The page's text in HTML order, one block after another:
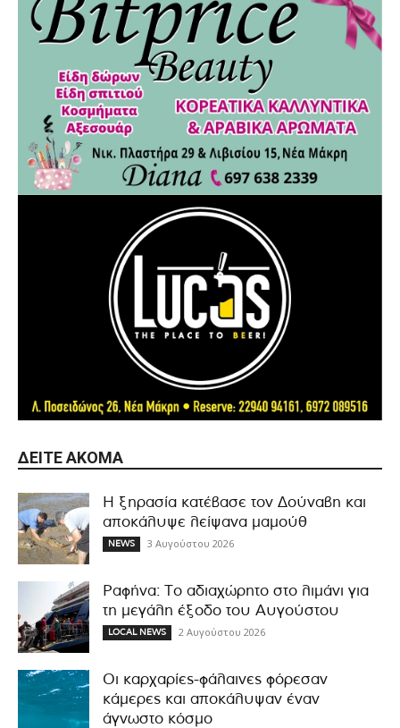
ΔΕΊΤΕ ΑΚΌΜΑ
Η ξηρασία κατέβασε τον Δούναβη και
αποκάλυψε λείψανα μαμούθ
NEWS 3 Αυγούστου 2026
Ραφήνα: Το αδιαχώρητο στο λιμάνι για
τη μεγάλη έξοδο του Αυγούστου
LOCAL NEWS 2 Αυγούστου 2026
Οι καρχαρίες-φάλαινες φόρεσαν
κάμερες και αποκάλυψαν έναν
άγνωστο κόσμο